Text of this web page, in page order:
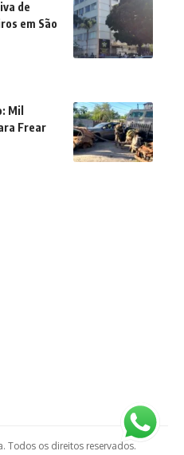
de
em São
Mil
Frear
Todos os direitos reservados.